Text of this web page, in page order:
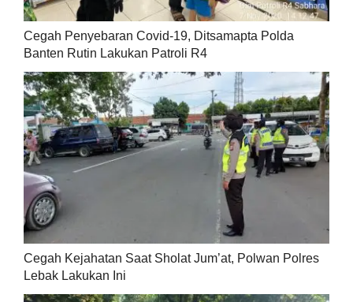
Cegah Penyebaran Covid-19, Ditsamapta Polda
Banten Rutin Lakukan Patroli R4
Cegah Kejahatan Saat Sholat Jum’at, Polwan Polres
Lebak Lakukan Ini